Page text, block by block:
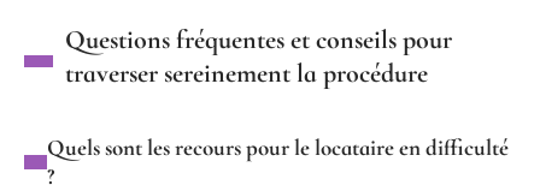
Questions fréquentes et conseils pour
traverser sereinement la procédure
Quels sont les recours pour le locataire en difficulté
?